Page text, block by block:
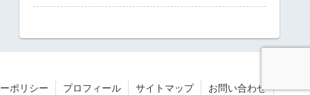
ポリシー プロフィール サイトマップ お問い合わせ